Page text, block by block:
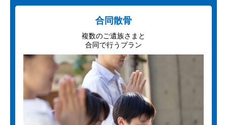
合同散骨
複数のご遺族さまと
合同で行うプラン